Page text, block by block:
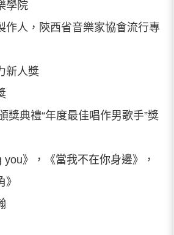
學院
作人，陝西省音樂家協會流行專
新人獎
獎典禮“年度最佳唱作男歌手”獎
you》，《當我不在你身邊》，